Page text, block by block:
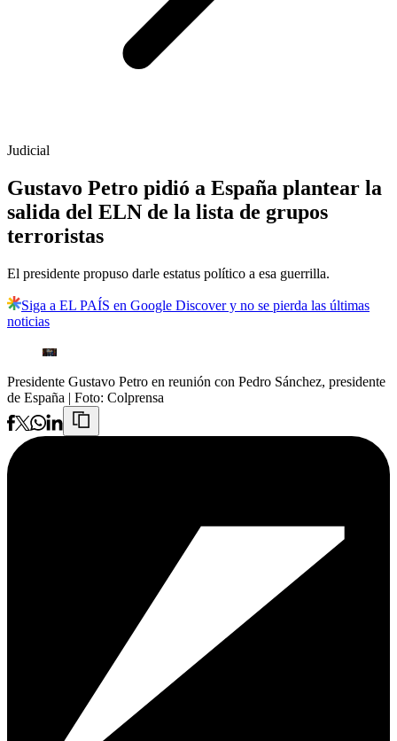
Judicial
Gustavo Petro pidió a España plantear la
salida del ELN de la lista de grupos
terroristas
El presidente propuso darle estatus político a esa guerrilla.
Siga a EL PAÍS en Google Discover y no se pierda las últimas
noticias
Presidente Gustavo Petro en reunión con Pedro Sánchez, presidente
de España | Foto: Colprensa